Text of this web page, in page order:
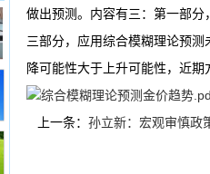
做出预测。内容有三：第一部
三部分，应用综合模糊理论预
降可能性大于上升可能性，近期
综合模糊理论预测金价趋势
上一条： 孙立新：宏观审慎政